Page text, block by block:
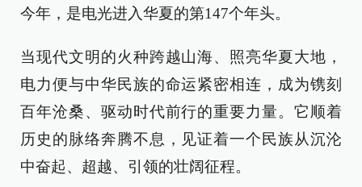
今年，是电光进入华夏的第147个年头。
当现代文明的火种跨越山海、照亮华夏大地，
电力便与中华民族的命运紧密相连，成为镌刻
百年沧桑、驱动时代前行的重要力量。它顺着
历史的脉络奔腾不息，见证着一个民族从沉沦
中奋起、超越、引领的壮阔征程。